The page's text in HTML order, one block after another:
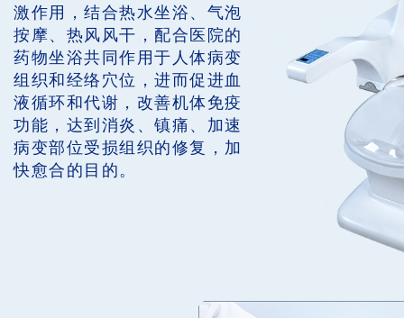
激作用，结合热水坐浴、气泡
按摩、热风风干，配合医院的
药物坐浴共同作用于人体病变
组织和经络穴位，进而促进血
液循环和代谢，改善机体免疫
功能，达到消炎、镇痛、加速
病变部位受损组织的修复，加
快愈合的目的。